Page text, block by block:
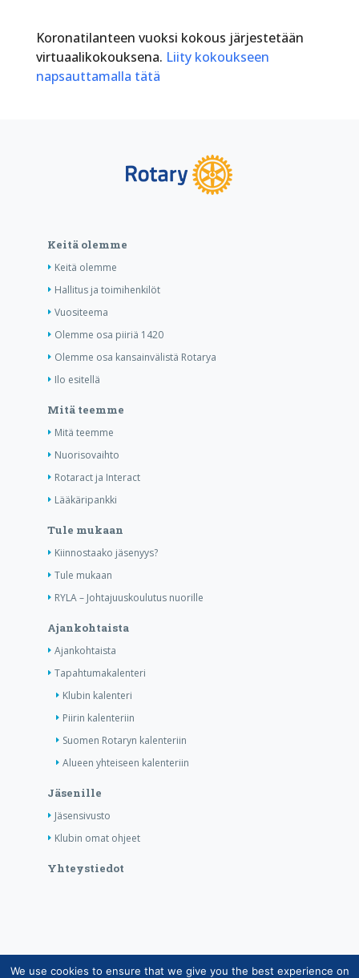
Koronatilanteen vuoksi kokous järjestetään
virtuaalikokouksena. Liity kokoukseen
napsauttamalla tätä
Keitä olemme
Keitä olemme
Hallitus ja toimihenkilöt
Vuositeema
Olemme osa piiriä 1420
Olemme osa kansainvälistä Rotarya
Ilo esitellä
Mitä teemme
Mitä teemme
Nuorisovaihto
Rotaract ja Interact
Lääkäripankki
Tule mukaan
Kiinnostaako jäsenyys?
Tule mukaan
RYLA – Johtajuuskoulutus nuorille
Ajankohtaista
Ajankohtaista
Tapahtumakalenteri
Klubin kalenteri
Piirin kalenteriin
Suomen Rotaryn kalenteriin
Alueen yhteiseen kalenteriin
Jäsenille
Jäsensivusto
Klubin omat ohjeet
Yhteystiedot
Copyright © Suomen Rotarypalvelu ry 2026 |
We use cookies to ensure that we give you the best experience on